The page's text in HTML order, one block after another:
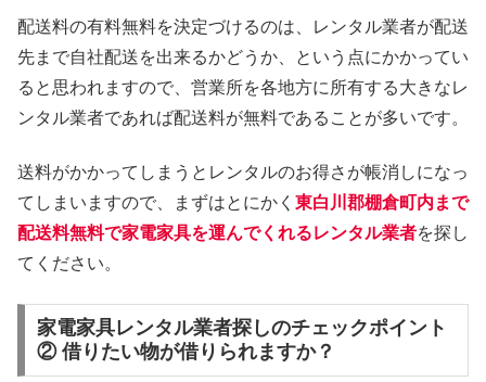
配送料の有料無料を決定づけるのは、レンタル業者が配送
先まで自社配送を出来るかどうか、という点にかかってい
ると思われますので、営業所を各地方に所有する大きなレ
ンタル業者であれば配送料が無料であることが多いです。
送料がかかってしまうとレンタルのお得さが帳消しになっ
てしまいますので、まずはとにかく 東白川郡棚倉町内まで
配送料無料で家電家具を運んでくれるレンタル業者を探し
てください。
家電家具レンタル業者探しのチェックポイント
② 借りたい物が借りられますか？